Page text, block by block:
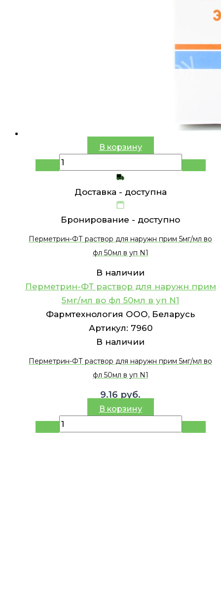
В корзину
Доставка - доступна
Бронирование - доступно
Перметрин-ФТ раствор для наружн прим 5мг/мл во
фл 50мл в уп N1
В наличии
Перметрин-ФТ раствор для наружн прим
5мг/мл во фл 50мл в уп N1
Фармтехнология ООО, Беларусь
Артикул: 7960
В наличии
Перметрин-ФТ раствор для наружн прим 5мг/мл во
фл 50мл в уп N1
9.16 руб.
В корзину